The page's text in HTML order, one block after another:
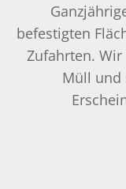
befestigten
Zufahrten.
Müll und